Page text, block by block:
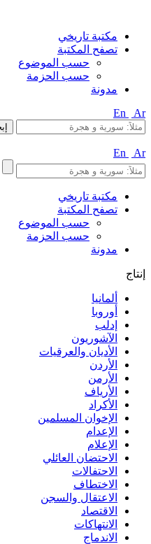
مكتبة تاريخي
تصفح المكتبة
حسب الموضوع
حسب الحزمة
مدونة
En
Ar
En Ar
مكتبة تاريخي
تصفح المكتبة
حسب الموضوع
حسب الحزمة
مدونة
إنتاج
ألمانيا
أوروبا
إدلب
الآشوريون
الأديان والعرقيات
الأردن
الأرمن
الأرياف
الأكراد
الإخوان المسلمين
الإعدام
الإعلام
الاحتضان العائلي
الاحتفالات
الاختطاف
الاعتقال والسجن
الاقتصاد
الانتهاكات
الاندماج